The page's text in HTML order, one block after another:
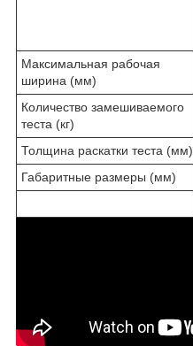
Максимальная рабочая
ширина (мм)
Количество замешиваемого
теста (кг)
Толщина раскатки теста (мм)
Габаритные размеры (мм)